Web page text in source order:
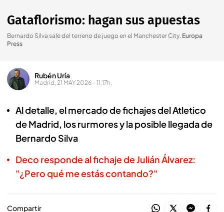
Gataflorismo: hagan sus apuestas
Bernardo Silva sale del terreno de juego en el Manchester City. Europa
Press
Rubén Uría
Madrid, 21 MAY 2026 - 11:17h.
Al detalle, el mercado de fichajes del Atletico
de Madrid, los rurmores y la posible llegada de
Bernardo Silva
Deco responde al fichaje de Julián Álvarez:
"¿Pero qué me estás contando?"
Compartir